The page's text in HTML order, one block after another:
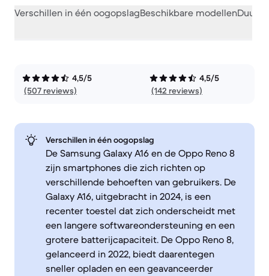
Verschillen in één oogopslagBeschikbare modellen
4,5/5
(507 reviews)
4,5/5
(142 reviews)
Verschillen in één oogopslag
De Samsung Galaxy A16 en de Oppo Reno 8
zijn smartphones die zich richten op
verschillende behoeften van gebruikers. De
Galaxy A16, uitgebracht in 2024, is een
recenter toestel dat zich onderscheidt met
een langere softwareondersteuning en een
grotere batterijcapaciteit. De Oppo Reno 8,
gelanceerd in 2022, biedt daarentegen
sneller opladen en een geavanceerder